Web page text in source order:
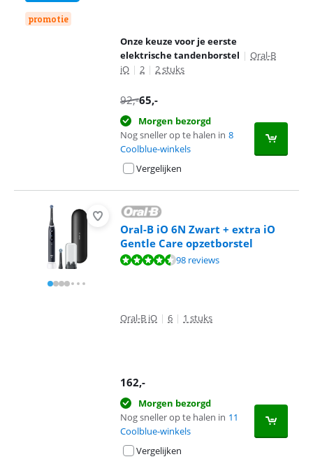
promotie
Onze keuze voor je eerste
elektrische tandenborstel | Oral-B
iO | 2 | 2 stuks
92,-65,-
Morgen bezorgd
Nog sneller op te halen in 8
Coolblue-winkels
Vergelijken
Oral-B iO 6N Zwart + extra iO
Gentle Care opzetborstel
Beoordeling is 8,8 van de 10, gebaseerd op 98 reviews.
98 reviews
Oral-B iO | 6 | 1 stuks
162,-
Morgen bezorgd
Nog sneller op te halen in 11
Coolblue-winkels
Vergelijken